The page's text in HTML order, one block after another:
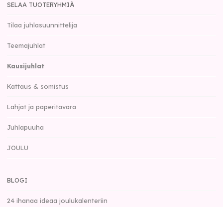
SELAA TUOTERYHMIÄ
Tilaa juhlasuunnittelija
Teemajuhlat
Kausijuhlat
Kattaus & somistus
Lahjat ja paperitavara
Juhlapuuha
JOULU
BLOGI
24 ihanaa ideaa joulukalenteriin